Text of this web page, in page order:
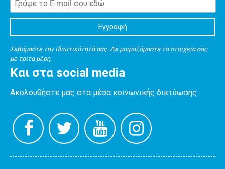
Σεβόμαστε την ιδιωτικότητά σας. Δε μοιραζόμαστε τα στοιχεία σας
με τρίτα μέρη.
Και στα social media
Ακολουθήστε μας στα μέσα κοινωνικής δικτύωσης